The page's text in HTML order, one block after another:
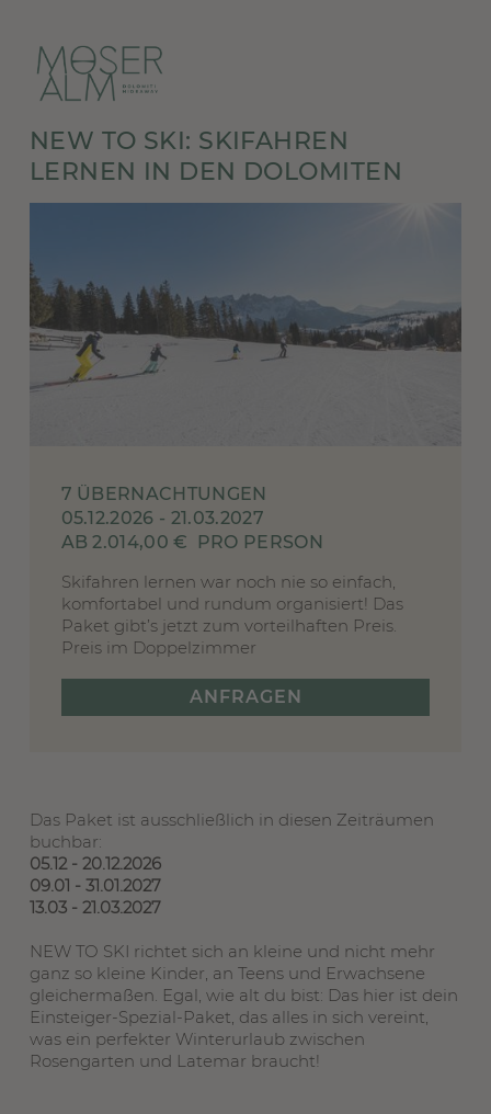
NEW TO SKI: SKIFAHREN
LERNEN IN DEN DOLOMITEN
7 ÜBERNACHTUNGEN
05.12.2026 - 21.03.2027
AB 2.014,00 €
PRO PERSON
Skifahren lernen war noch nie so einfach,
komfortabel und rundum organisiert! Das
Paket gibt’s jetzt zum vorteilhaften Preis.
Preis im Doppelzimmer
ANFRAGEN
Das Paket ist ausschließlich in diesen Zeiträumen
buchbar:
05.12 - 20.12.2026
09.01 - 31.01.2027
13.03 - 21.03.2027
NEW TO SKI richtet sich an kleine und nicht mehr
ganz so kleine Kinder, an Teens und Erwachsene
gleichermaßen. Egal, wie alt du bist: Das hier ist dein
Einsteiger-Spezial-Paket, das alles in sich vereint,
was ein perfekter Winterurlaub zwischen
Rosengarten und Latemar braucht!